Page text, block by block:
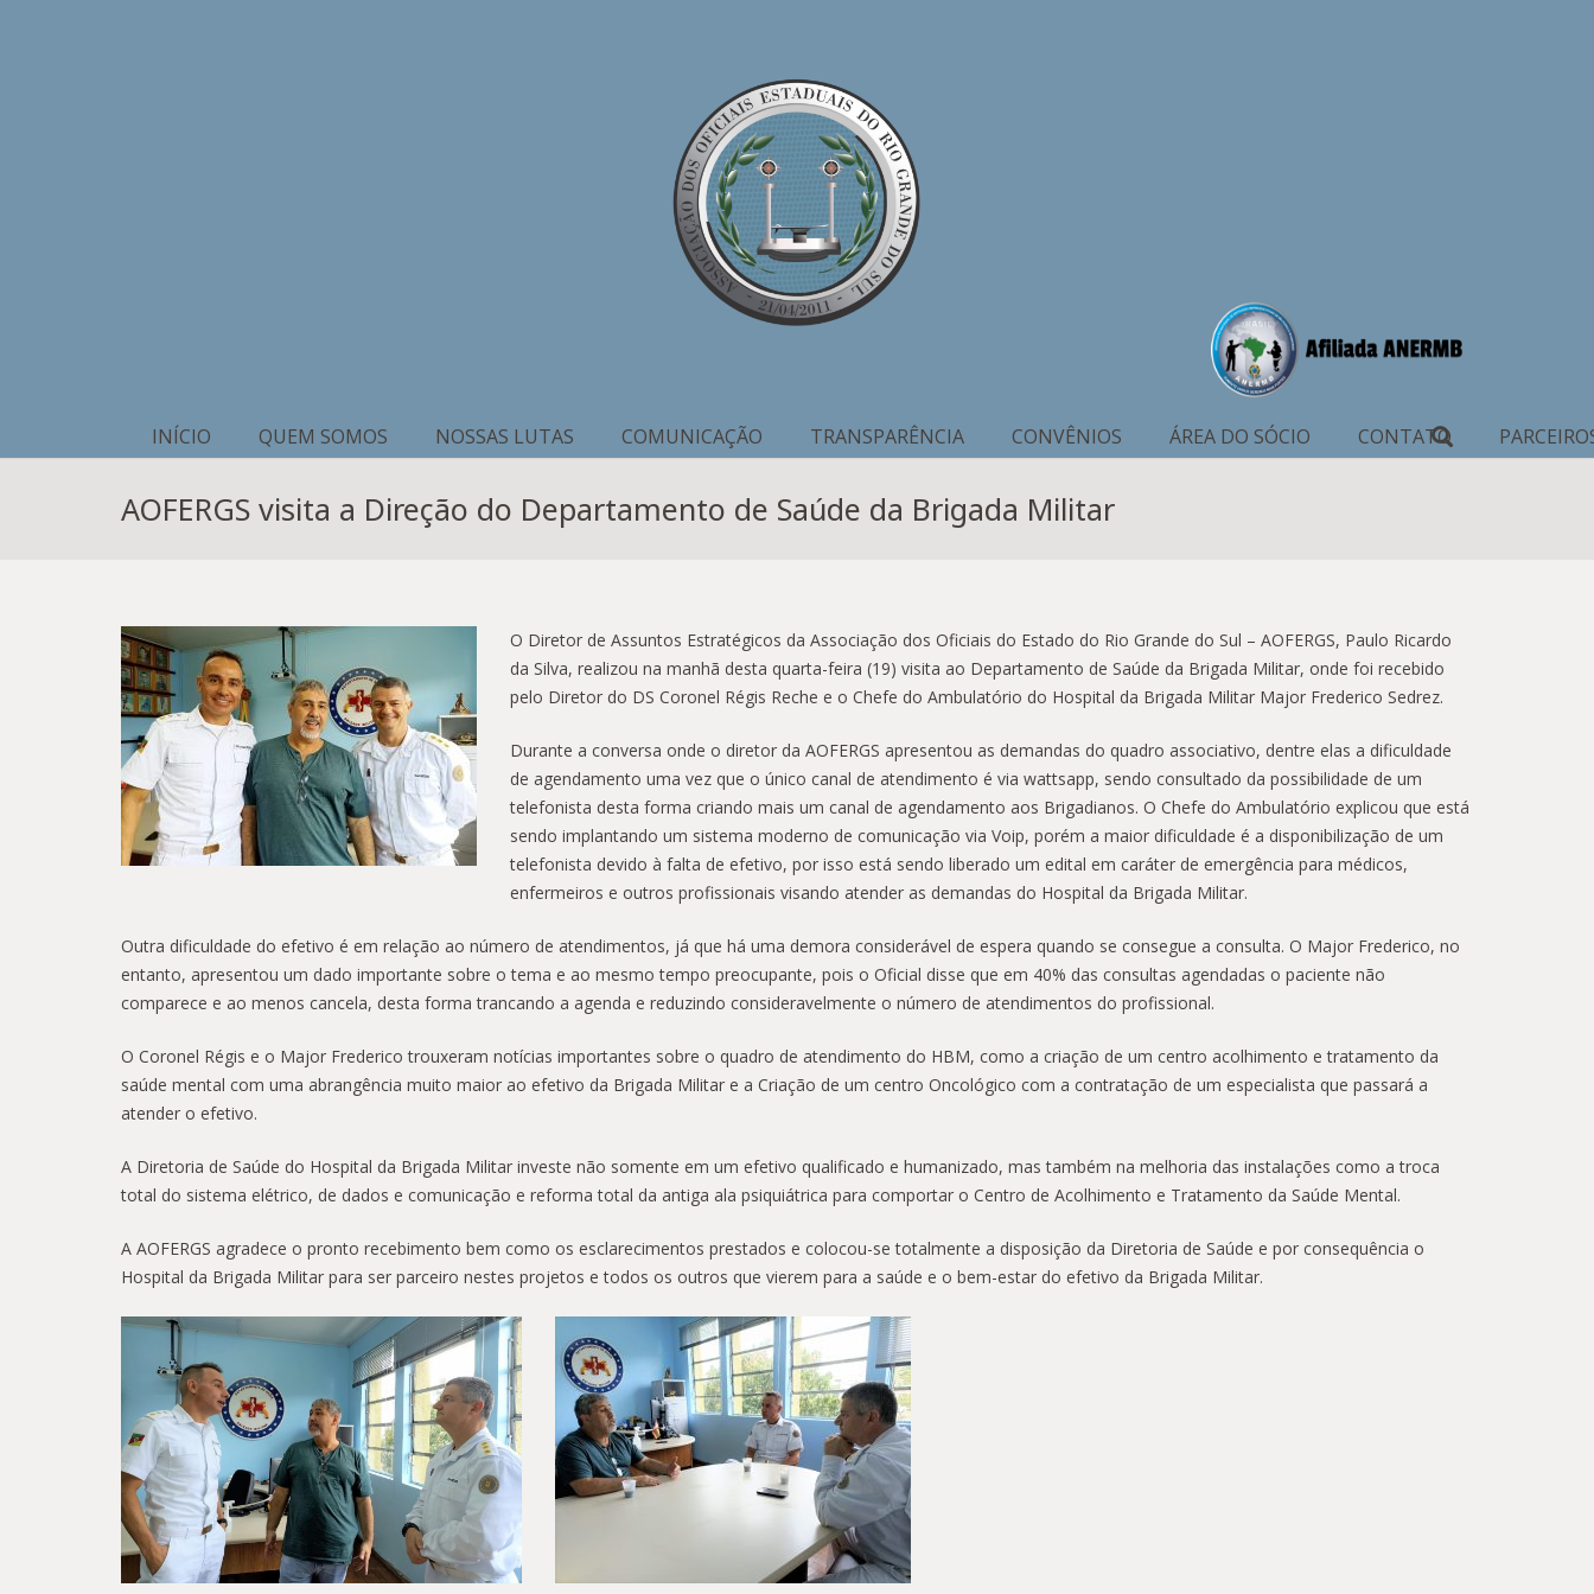
INÍCIO QUEM SOMOS NOSSAS LUTAS COMUNICAÇÃO TRANSPARÊNCIA CONVÊNIOS ÁREA DO SÓCIO CONTATO
AOFERGS visita a Direção do Departamento de Saúde da Brigada Militar
O Diretor de Assuntos Estratégicos da Associação dos Oficiais do Estado do Rio Grande do Sul – AOFERGS, Paulo Ricardo
da Silva, realizou na manhã desta quarta-feira (19) visita ao Departamento de Saúde da Brigada Militar, onde foi recebido
pelo Diretor do DS Coronel Régis Reche e o Chefe do Ambulatório do Hospital da Brigada Militar Major Frederico Sedrez.
Durante a conversa onde o diretor da AOFERGS apresentou as demandas do quadro associativo, dentre elas a dificuldade
de agendamento uma vez que o único canal de atendimento é via wattsapp, sendo consultado da possibilidade de um
telefonista desta forma criando mais um canal de agendamento aos Brigadianos. O Chefe do Ambulatório explicou que está
sendo implantando um sistema moderno de comunicação via Voip, porém a maior dificuldade é a disponibilização de um
telefonista devido à falta de efetivo, por isso está sendo liberado um edital em caráter de emergência para médicos,
enfermeiros e outros profissionais visando atender as demandas do Hospital da Brigada Militar.
Outra dificuldade do efetivo é em relação ao número de atendimentos, já que há uma demora considerável de espera quando se consegue a consulta. O Major Frederico, no
entanto, apresentou um dado importante sobre o tema e ao mesmo tempo preocupante, pois o Oficial disse que em 40% das consultas agendadas o paciente não
comparece e ao menos cancela, desta forma trancando a agenda e reduzindo consideravelmente o número de atendimentos do profissional.
O Coronel Régis e o Major Frederico trouxeram notícias importantes sobre o quadro de atendimento do HBM, como a criação de um centro acolhimento e tratamento da
saúde mental com uma abrangência muito maior ao efetivo da Brigada Militar e a Criação de um centro Oncológico com a contratação de um especialista que passará a
atender o efetivo.
A Diretoria de Saúde do Hospital da Brigada Militar investe não somente em um efetivo qualificado e humanizado, mas também na melhoria das instalações como a troca
total do sistema elétrico, de dados e comunicação e reforma total da antiga ala psiquiátrica para comportar o Centro de Acolhimento e Tratamento da Saúde Mental.
A AOFERGS agradece o pronto recebimento bem como os esclarecimentos prestados e colocou-se totalmente a disposição da Diretoria de Saúde e por consequência o
Hospital da Brigada Militar para ser parceiro nestes projetos e todos os outros que vierem para a saúde e o bem-estar do efetivo da Brigada Militar.